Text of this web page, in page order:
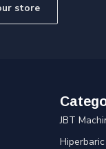
store
JBT
Hiperbaric